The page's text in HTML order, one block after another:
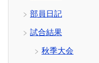
部員日記
試合結果
秋季大会